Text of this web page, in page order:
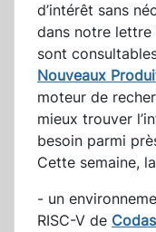
d’intérêt sans
dans notre lettre
sont
Nouveaux
moteur de
mieux trouver
besoin parmi
Cette semaine,
- un
RISC-V de